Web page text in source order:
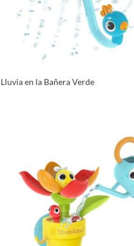
Lluvia en la Bañera Verde